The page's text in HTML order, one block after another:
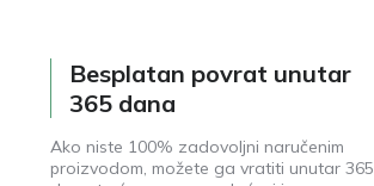
Besplatan povrat unutar
365 dana
Ako niste 100% zadovoljni naručenim
proizvodom, možete ga vratiti unutar 365